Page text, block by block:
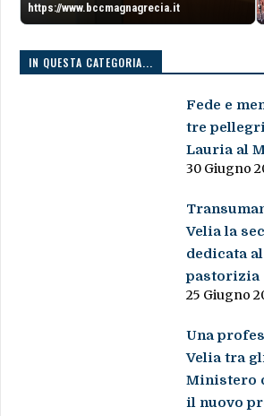
https://www.bccmagnagrecia.it
IN QUESTA CATEGORIA...
Fede e
tre
Lauria al
30 Giugno
Velia la
dedicata
pastorizia
25 Giugno
Una
Velia tra
Ministero
il nuovo